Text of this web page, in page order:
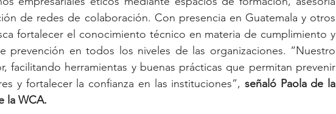
de redes de colaboración. Con presencia en Guatemala y otros
fortalecer el conocimiento técnico en materia de cumplimiento y
prevención en todos los niveles de las organizaciones. “Nuestro
facilitando herramientas y buenas prácticas que permitan prevenir
y fortalecer la confianza en las instituciones”, señaló Paola de la
la WCA.